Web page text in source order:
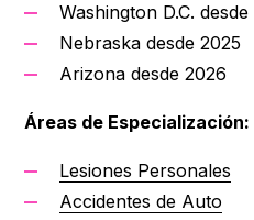
Washington D.C. desde
Nebraska desde 2025
Arizona desde 2026
Áreas de Especialización:
Lesiones Personales
Accidentes de Auto